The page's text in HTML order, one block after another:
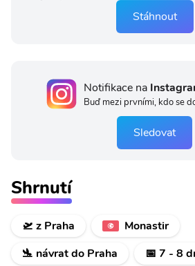
Stáhnout
Notifikace na
Buď mezi prvními, kdo se
Sledovat
Shrnutí
🛫 z Praha
Monastir
🛬 návrat do Praha
📅 7 - 8